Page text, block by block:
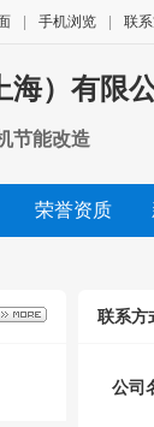
手机浏览 联
海）有限
节能改造
荣誉资质
联系方
公司